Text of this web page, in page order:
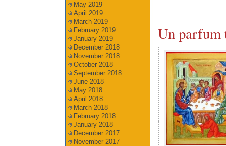
Un parfum
May 2019
April 2019
March 2019
February 2019
January 2019
December 2018
November 2018
October 2018
September 2018
June 2018
May 2018
April 2018
March 2018
February 2018
January 2018
December 2017
November 2017